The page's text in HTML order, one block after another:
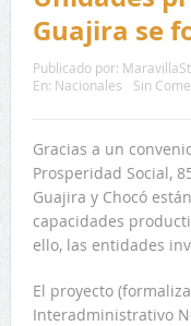
Guajira se
Publicado por:
En: Nacionales
Sin
Gracias a un
Prosperidad Social,
Guajira y Chocó
capacidades
ello, las entidades
El proyecto
Interadministrativo